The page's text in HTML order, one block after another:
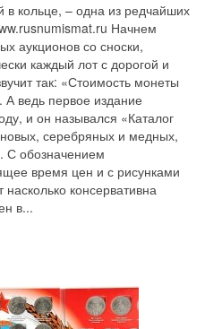
в кольце, – одна из редчайших
Начнем
аукционов со сноски,
каждый лот с дорогой и
так: «Стоимость монеты
А ведь первое издание
и он назывался «Каталог
серебряных и медных,
С обозначением
время цен и с рисунками
консервативна
в...